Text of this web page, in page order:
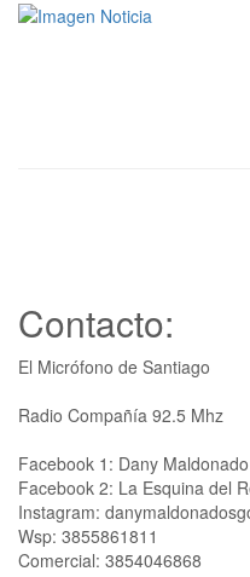
Contacto:
El Micrófono de Santiago
Radio Compañía 92.5 Mhz
Facebook 1: Dany Maldonado
Facebook 2: La Esquina del
Instagram:
Wsp: 3855861811
Comercial: 3854046868